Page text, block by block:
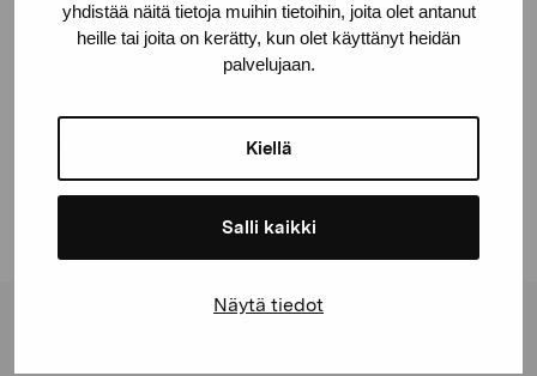
yhdistää näitä tietoja muihin tietoihin, joita olet antanut
heille tai joita on kerätty, kun olet käyttänyt heidän
palvelujaan.
Kiellä
Salli kaikki
Näytä tiedot
Linkedin